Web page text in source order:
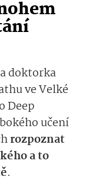
doktorka
ve Velké
Deep
učení
rozpoznat
a to
.